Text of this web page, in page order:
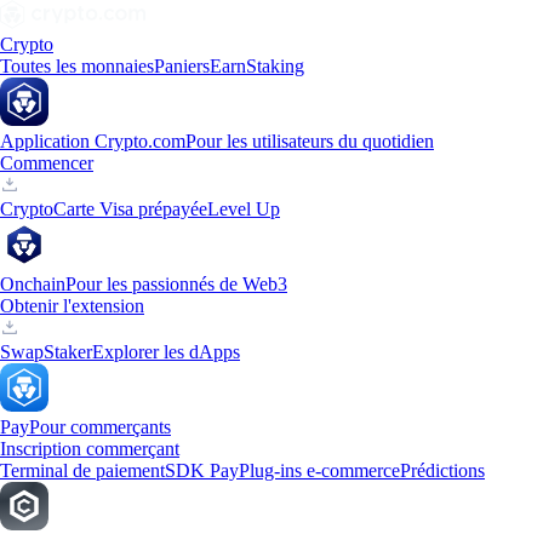
Crypto
Toutes les monnaiesPaniersEarnStaking
Application Crypto.comPour les utilisateurs du quotidien
Commencer
CryptoCarte Visa prépayéeLevel Up
OnchainPour les passionnés de Web3
Obtenir l'extension
SwapStakerExplorer les dApps
PayPour commerçants
Inscription commerçant
Terminal de paiementSDK PayPlug-ins e-commercePrédictions